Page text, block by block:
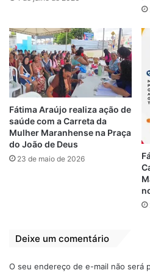
7.680 trata sobre o
garante acesso
socioculturais às
Já a Lei n.º 7.681
de Prevenção e
Síndrome de Burnout
Relacionado
Fátima Araújo
18 de julho de 2024
Em "FÁTIMA
Fátima Araújo realiza ação de
saúde com a Carreta da
Mulher Maranhense na Praça
do João de Deus
23 de maio de 2026
Deixe um comentário
O seu endereço de e-mail não será